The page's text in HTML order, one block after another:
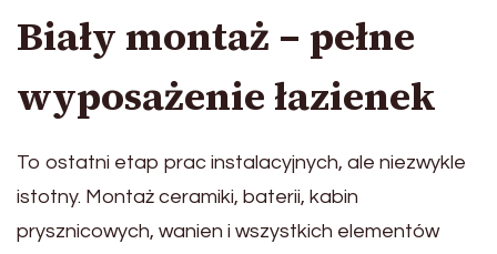
Biały montaż – pełne
wyposażenie łazienek
To ostatni etap prac instalacyjnych, ale niezwykle
istotny. Montaż ceramiki, baterii, kabin
prysznicowych, wanien i wszystkich elementów